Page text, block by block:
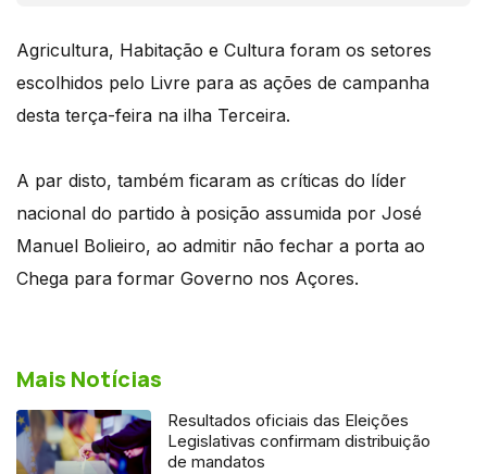
Agricultura, Habitação e Cultura foram os setores
escolhidos pelo Livre para as ações de campanha
desta terça-feira na ilha Terceira.
A par disto, também ficaram as críticas do líder
nacional do partido à posição assumida por José
Manuel Bolieiro, ao admitir não fechar a porta ao
Chega para formar Governo nos Açores.
Mais Notícias
Resultados oficiais das Eleições
Legislativas confirmam distribuição
de mandatos